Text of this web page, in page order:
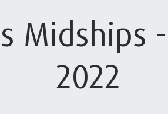
Midships
2022